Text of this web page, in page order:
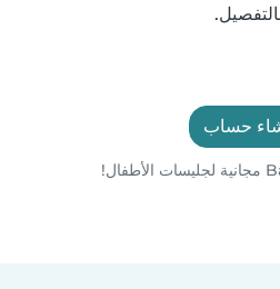
حساب